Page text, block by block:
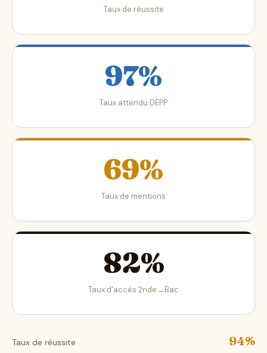
Taux de réussite
97%
Taux attendu DEPP
69%
Taux de mentions
82%
Taux d'accès 2nde→Bac
Taux de réussite 94%